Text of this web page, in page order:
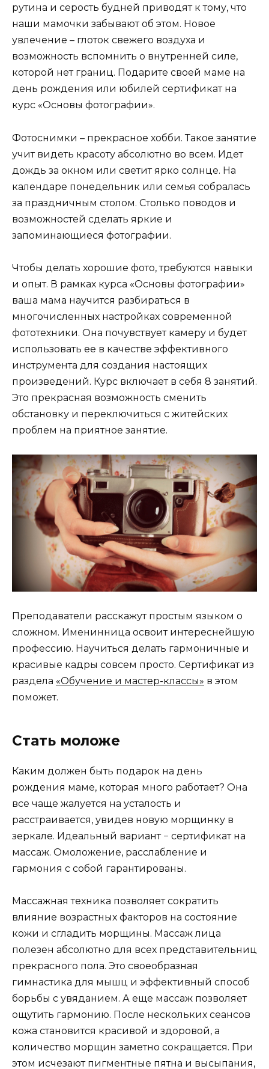
рутина и серость будней приводят к тому, что
наши мамочки забывают об этом. Новое
увлечение – глоток свежего воздуха и
возможность вспомнить о внутренней силе,
которой нет границ. Подарите своей маме на
день рождения или юбилей сертификат на
курс «Основы фотографии».
Фотоснимки – прекрасное хобби. Такое занятие
учит видеть красоту абсолютно во всем. Идет
дождь за окном или светит ярко солнце. На
календаре понедельник или семья собралась
за праздничным столом. Столько поводов и
возможностей сделать яркие и
запоминающиеся фотографии.
Чтобы делать хорошие фото, требуются навыки
и опыт. В рамках курса «Основы фотографии»
ваша мама научится разбираться в
многочисленных настройках современной
фототехники. Она почувствует камеру и будет
использовать ее в качестве эффективного
инструмента для создания настоящих
произведений. Курс включает в себя 8 занятий.
Это прекрасная возможность сменить
обстановку и переключиться с житейских
проблем на приятное занятие.
Преподаватели расскажут простым языком о
сложном. Именинница освоит интереснейшую
профессию. Научиться делать гармоничные и
красивые кадры совсем просто. Сертификат из
раздела «Обучение и мастер-классы» в этом
поможет.
Стать моложе
Каким должен быть подарок на день
рождения маме, которая много работает? Она
все чаще жалуется на усталость и
расстраивается, увидев новую морщинку в
зеркале. Идеальный вариант − сертификат на
массаж. Омоложение, расслабление и
гармония с собой гарантированы.
Массажная техника позволяет сократить
влияние возрастных факторов на состояние
кожи и сгладить морщины. Массаж лица
полезен абсолютно для всех представительниц
прекрасного пола. Это своеобразная
гимнастика для мышц и эффективный способ
борьбы с увяданием. А еще массаж позволяет
ощутить гармонию. После нескольких сеансов
кожа становится красивой и здоровой, а
количество морщин заметно сокращается. При
этом исчезают пигментные пятна и высыпания,